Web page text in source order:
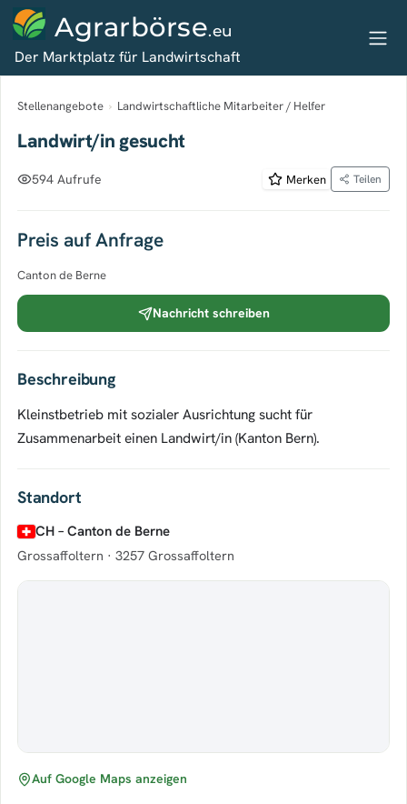
Agrarbörse.eu
Der Marktplatz für Landwirtschaft
Stellenangebote › Landwirtschaftliche Mitarbeiter / Helfer
Landwirt/in gesucht
594 Aufrufe Merken Teilen
Preis auf Anfrage
Canton de Berne
Nachricht schreiben
Beschreibung
Kleinstbetrieb mit sozialer Ausrichtung sucht für
Zusammenarbeit einen Landwirt/in (Kanton Bern).
Standort
CH – Canton de Berne
Grossaffoltern · 3257 Grossaffoltern
Auf Google Maps anzeigen